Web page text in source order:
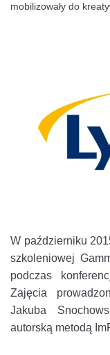
mobilizowały do
W październiku
szkoleniowej
podczas
Zajęcia
Jakuba
autorską metodą